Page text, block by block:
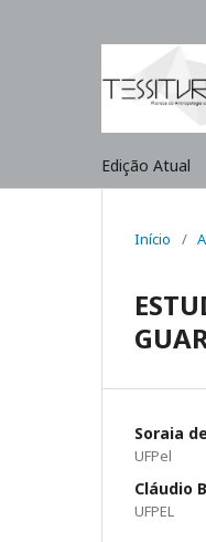
Edição Atual
Início /
Soraia
UFPel
Cláudio
UFPEL